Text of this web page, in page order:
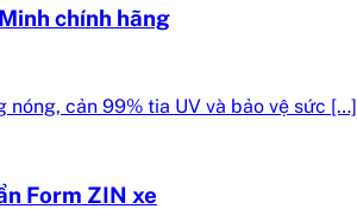
chính hãng
nóng, cản 99% tia UV và bảo vệ sức […]
Form ZIN xe